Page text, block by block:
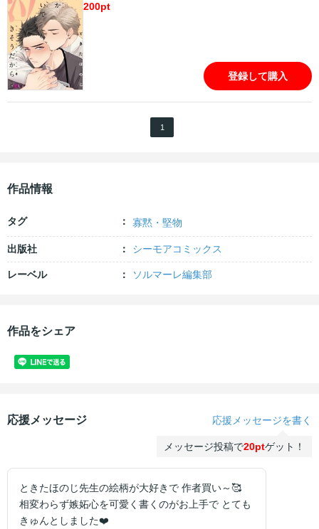
200pt
登録して購入
1
作品情報
タグ 寡黙・堅物
出版社 シーモアコミックス
レーベル ソルマーレ編集部
作品をシェア
応援メッセージ 応援メッセージを書く
メッセージ投稿で20ptゲット！
ときたほのじ先生の絵柄が大好きで 作者買い～🥰
相変わらず嫉妬心を可愛く書くのがお上手で とても
きゅんとしました❤️